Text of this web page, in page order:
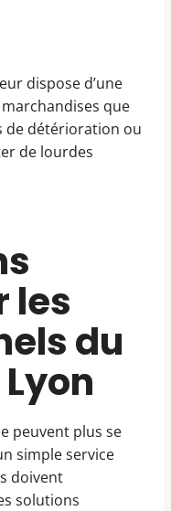
dispose d’une
que
de détérioration ou
de lourdes
les
du
peuvent plus se
simple service
doivent
solutions